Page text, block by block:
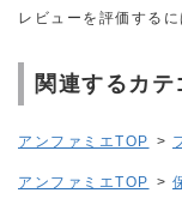
レビューを評価するに
関連するカテ
アンファミエTOP >
アンファミエTOP >